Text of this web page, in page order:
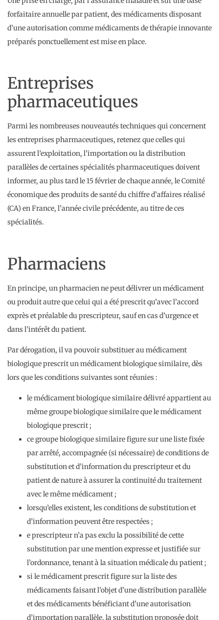
forfaitaire annuelle par patient, des médicaments disposant
d’une autorisation comme médicaments de thérapie innovante
préparés ponctuellement est mise en place.
Entreprises
pharmaceutiques
Parmi les nombreuses nouveautés techniques qui concernent
les entreprises pharmaceutiques, retenez que celles qui
assurent l’exploitation, l’importation ou la distribution
parallèles de certaines spécialités pharmaceutiques doivent
informer, au plus tard le 15 février de chaque année, le Comité
économique des produits de santé du chiffre d’affaires réalisé
(CA) en France, l’année civile précédente, au titre de ces
spécialités.
Pharmaciens
En principe, un pharmacien ne peut délivrer un médicament
ou produit autre que celui qui a été prescrit qu’avec l’accord
exprès et préalable du prescripteur, sauf en cas d’urgence et
dans l’intérêt du patient.
Par dérogation, il va pouvoir substituer au médicament
biologique prescrit un médicament biologique similaire, dès
lors que les conditions suivantes sont réunies :
le médicament biologique similaire délivré appartient au
même groupe biologique similaire que le médicament
biologique prescrit ;
ce groupe biologique similaire figure sur une liste fixée
par arrêté, accompagnée (si nécessaire) de conditions de
substitution et d’information du prescripteur et du
patient de nature à assurer la continuité du traitement
avec le même médicament ;
lorsqu’elles existent, les conditions de substitution et
d’information peuvent être respectées ;
e prescripteur n’a pas exclu la possibilité de cette
substitution par une mention expresse et justifiée sur
l’ordonnance, tenant à la situation médicale du patient ;
si le médicament prescrit figure sur la liste des
médicaments faisant l’objet d’une distribution parallèle
et des médicaments bénéficiant d’une autorisation
d’importation parallèle, la substitution proposée doit